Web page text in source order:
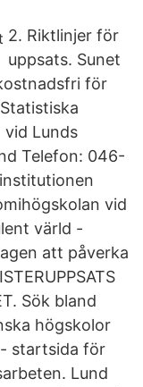
2. Riktlinjer för
uppsats. Sunet
för
Lunds
Telefon: 046-
vid
värld -
att påverka
Sök bland
högskolor
startsida för
Lund